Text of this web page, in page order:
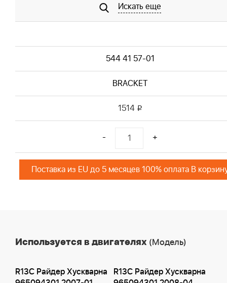
Искать еще
544 41 57-01
BRACKET
1514 i
- +
Поставка из EU до 5 месяцев 100% оплата В
Используется в двигателях (Модель)
R13C Райдер Хускварна R13C Райдер Хускварна